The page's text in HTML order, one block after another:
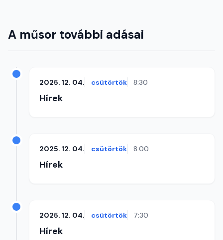
A műsor további adásai
2025. 12. 04. csütörtök 8:30
Hírek
2025. 12. 04. csütörtök 8:00
Hírek
2025. 12. 04. csütörtök 7:30
Hírek